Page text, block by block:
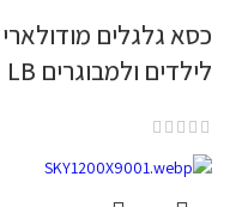
כסא גלגלים מודולארי
לילדים ולמבוגרים LB